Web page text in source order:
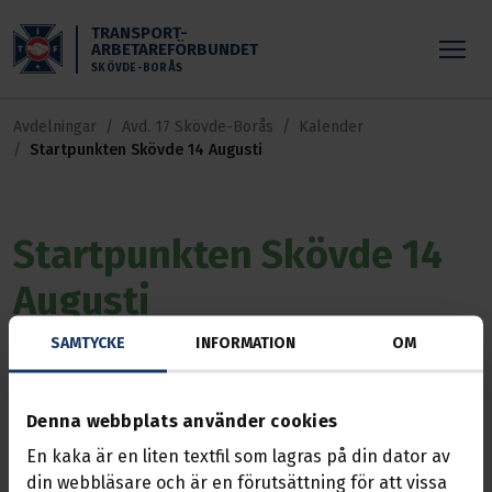
SAMTYCKE INFORMATION OM
Denna webbplats använder cookies
En kaka är en liten textfil som lagras på din dator av
din webbläsare och är en förutsättning för att vissa
TRANSPORT-
ARBETAREFÖRBUNDET
SKÖVDE-BORÅS
Avdelningar Avd. 17 Skövde-Borås
Kalender
Startpunkten Skövde 14 Augusti
Startpunkten Skövde 14
Augusti
Startpunkten är Transports
introduktionsutbildning som är öppen för